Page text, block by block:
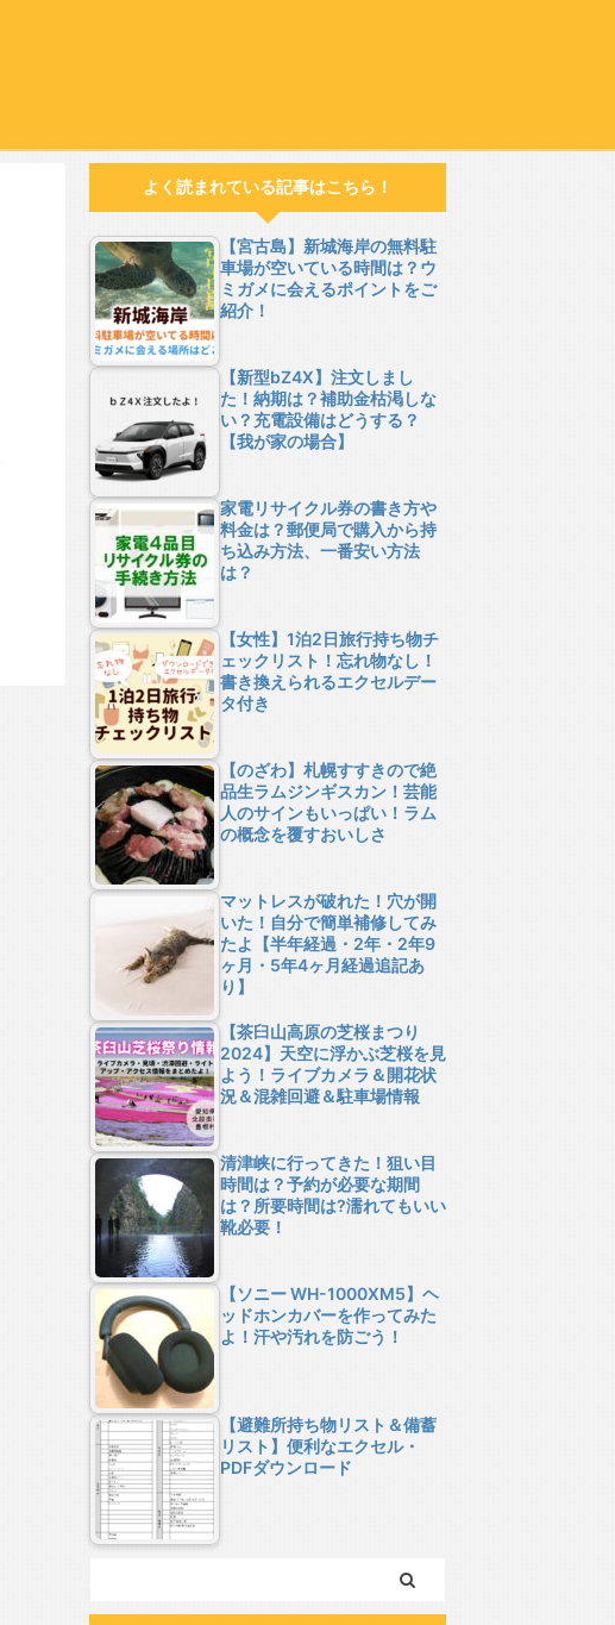
よく読まれている記事はこちら！
【宮古島】新城海岸の無料駐
車場が空いている時間は？ウ
ミガメに会えるポイントをご
紹介！
【新型bZ4X】注文しまし
た！納期は？補助金枯渇しな
い？充電設備はどうする？
【我が家の場合】
家電リサイクル券の書き方や
料金は？郵便局で購入から持
ち込み方法、一番安い方法
は？
【女性】1泊2日旅行持ち物チ
ェックリスト！忘れ物なし！
書き換えられるエクセルデー
タ付き
【のざわ】札幌すすきので絶
品生ラムジンギスカン！芸能
人のサインもいっぱい！ラム
の概念を覆すおいしさ
マットレスが破れた！穴が開
いた！自分で簡単補修してみ
たよ【半年経過・2年・2年9
ヶ月・5年4ヶ月経過追記あ
り】
【茶臼山高原の芝桜まつり
2024】天空に浮かぶ芝桜を見
よう！ライブカメラ＆開花状
況＆混雑回避＆駐車場情報
清津峡に行ってきた！狙い目
時間は？予約が必要な期間
は？所要時間は?濡れてもいい
靴必要！
【ソニー WH-1000XM5】ヘ
ッドホンカバーを作ってみた
よ！汗や汚れを防ごう！
【避難所持ち物リスト＆備蓄
リスト】便利なエクセル・
PDFダウンロード